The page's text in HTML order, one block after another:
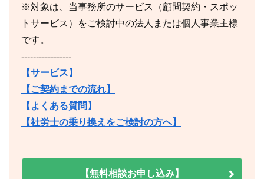
※対象は、当事務所のサービス（顧問契約・スポッ
トサービス）をご検討中の法人または個人事業主様
です。
-----------------
【サービス】
【ご契約までの流れ】
【よくある質問】
【社労士の乗り換えをご検討の方へ】
【無料相談お申し込み】